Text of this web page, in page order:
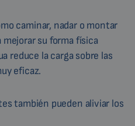
caminar, nadar o montar
su forma física
reduce la carga sobre las
eficaz.
también pueden aliviar los